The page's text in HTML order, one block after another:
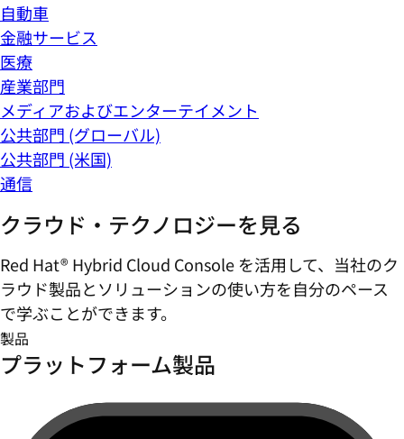
自動車
金融サービス
医療
産業部門
メディアおよびエンターテイメント
公共部門 (グローバル)
公共部門 (米国)
通信
クラウド・テクノロジーを見る
Red Hat® Hybrid Cloud Console を活用して、当社のク
ラウド製品とソリューションの使い方を自分のペース
で学ぶことができます。
製品
プラットフォーム製品